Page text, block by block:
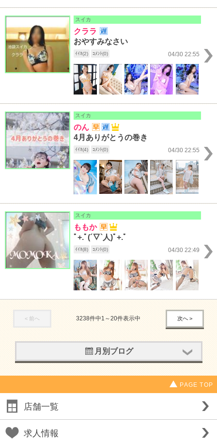
スイカ
クララ
おやすみなさい
ｲｲﾈ(2) ｺﾒﾝﾄ(0) 04/30 22:55
スイカ
のん
4月ありがとうの巻き
ｲｲﾈ(4) ｺﾒﾝﾄ(0) 04/30 22:55
スイカ
ももか
ﾟ+.ﾟ(´▽`人)ﾟ+.ﾟ
ｲｲﾈ(8) ｺﾒﾝﾄ(0) 04/30 22:49
< 前へ 次へ >
3238件中1～20件表示中
月別ブログ
PAGE TOP
店舗一覧
求人情報